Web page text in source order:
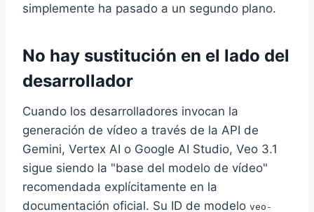
simplemente ha pasado a un segundo plano.
No hay sustitución en el lado del
desarrollador
Cuando los desarrolladores invocan la
generación de vídeo a través de la API de
Gemini, Vertex AI o Google AI Studio, Veo 3.1
sigue siendo la "base del modelo de vídeo"
recomendada explícitamente en la
documentación oficial. Su ID de modelo veo-